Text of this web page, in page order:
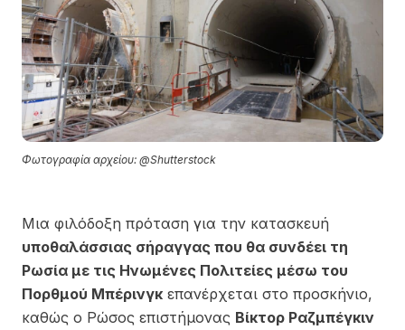
Φωτογραφία αρχείου: @Shutterstock
Μια φιλόδοξη πρόταση για την κατασκευή
υποθαλάσσιας σήραγγας που θα συνδέει τη
Ρωσία με τις Ηνωμένες Πολιτείες μέσω του
Πορθμού Μπέρινγκ επανέρχεται στο προσκήνιο,
καθώς ο Ρώσος επιστήμονας Βίκτορ Ραζμπέγκιν